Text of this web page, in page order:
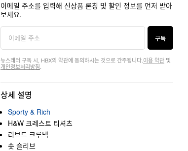
이메일 주소를 입력해 신상품 론칭 및 할인 정보를 먼저 받아
보세요.
구독
뉴스레터 구독 시, HBX의 약관에 동의하시는 것으로 간주됩니다. 이용 약관 및
개인정보처리방침
상세 설명
Sporty & Rich
H&W 크레스트 티셔츠
리브드 크루넥
숏 슬리브